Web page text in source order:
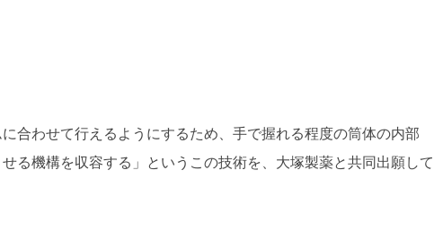
に合わせて行えるようにするため、手で握れる程度の筒体の内部
る機構を収容する」というこの技術を、大塚製薬と共同出願して